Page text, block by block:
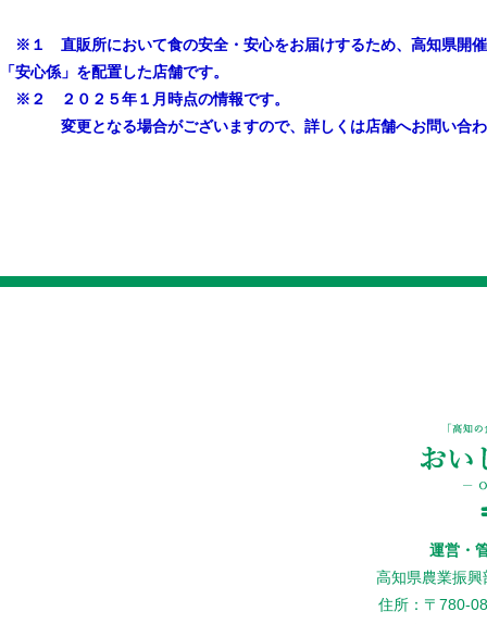
※１ 直販所において食の安全・安心をお届けするため、高知県開
「安心係」を配置した店舗です。
※２ ２０２５年１月時点の情報です。
変更となる場合がございますので、詳しくは店舗へお問い合わ
運営・
高知県農業振
住所：〒780-